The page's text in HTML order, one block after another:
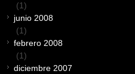
(1)
junio 2008
(1)
febrero 2008
(1)
diciembre 2007